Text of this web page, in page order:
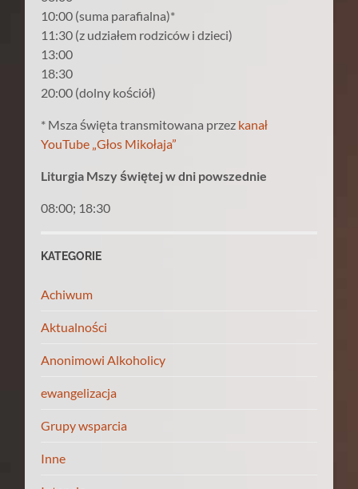
10:00 (suma parafialna)*
11:30 (z udziałem rodziców i dzieci)
13:00
18:30
20:00 (dolny kościół)
* Msza święta transmitowana przez kanał
YouTube „Głos Mikołaja”
Liturgia Mszy świętej w dni powszednie
08:00; 18:30
KATEGORIE
Achiwum
Aktualności
Anonimowi Alkoholicy
ewangelizacja
Grupy wsparcia
Inne